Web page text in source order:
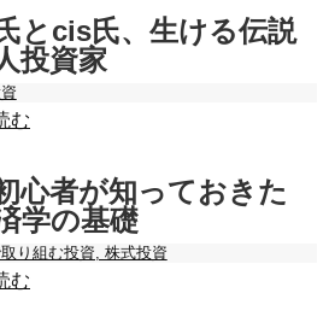
とcis氏、生ける伝説
投資家
む
心者が知っておきた
学の基礎
り組む投資, 株式投資
む